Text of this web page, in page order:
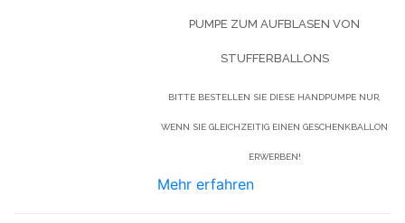
PUMPE ZUM AUFBLASEN VON
STUFFERBALLONS
BITTE BESTELLEN SIE DIESE HANDPUMPE NUR,
WENN SIE GLEICHZEITIG EINEN GESCHENKBALLON
ERWERBEN!
Mehr erfahren